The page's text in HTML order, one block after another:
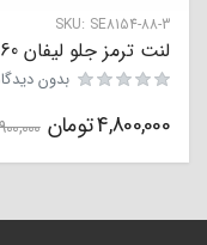
SKU: SE8154-88-3
لنت ترمز جلو لیفان X70 – X60 سگال SEGAL
بدون
4,800,000تومان